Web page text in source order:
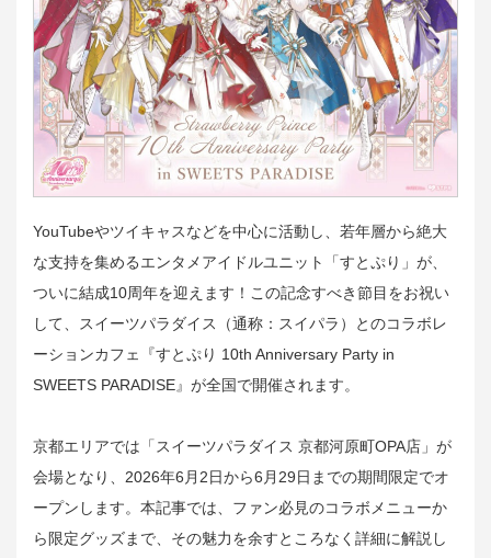
YouTubeやツイキャスなどを中心に活動し、若年層から絶大
な支持を集めるエンタメアイドルユニット「すとぷり」が、
ついに結成10周年を迎えます！この記念すべき節目をお祝い
して、スイーツパラダイス（通称：スイパラ）とのコラボレ
ーションカフェ『すとぷり 10th Anniversary Party in
SWEETS PARADISE』が全国で開催されます。
京都エリアでは「スイーツパラダイス 京都河原町OPA店」が
会場となり、2026年6月2日から6月29日までの期間限定でオ
ープンします。本記事では、ファン必見のコラボメニューか
ら限定グッズまで、その魅力を余すところなく詳細に解説し